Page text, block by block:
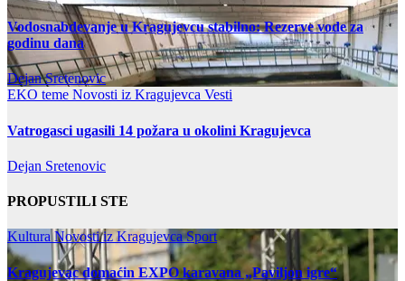
Vodosnabdevanje u Kragujevcu stabilno: Rezerve vode za
godinu dana
Dejan Sretenovic
EKO teme Novosti iz Kragujevca Vesti
Vatrogasci ugasili 14 požara u okolini Kragujevca
Dejan Sretenovic
PROPUSTILI STE
KulturaNovosti iz KragujevcaSport
Kragujevac domaćin EXPO karavana „Paviljon igre“